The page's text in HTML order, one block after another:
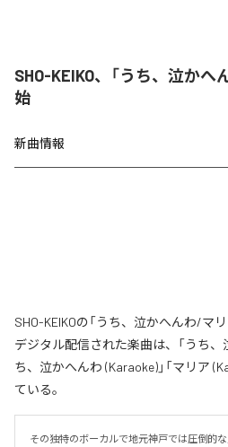
SHO-KEIKO、「うち、泣かへ
始
新曲情報
SHO-KEIKOの「うち、泣かへんわ/マ
デジタル配信された楽曲は、「うち、
ち、泣かへんわ (Karaoke)」「マリア
ている。
その独特のボーカルで地元神戸では圧倒的な